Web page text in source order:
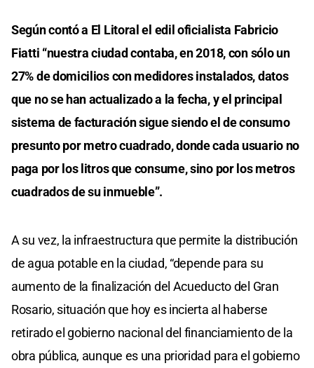
Según contó a El Litoral el edil oficialista Fabricio
Fiatti “nuestra ciudad contaba, en 2018, con sólo un
27% de domicilios con medidores instalados, datos
que no se han actualizado a la fecha, y el principal
sistema de facturación sigue siendo el de consumo
presunto por metro cuadrado, donde cada usuario no
paga por los litros que consume, sino por los metros
cuadrados de su inmueble”.
A su vez, la infraestructura que permite la distribución
de agua potable en la ciudad, “depende para su
aumento de la finalización del Acueducto del Gran
Rosario, situación que hoy es incierta al haberse
retirado el gobierno nacional del financiamiento de la
obra pública, aunque es una prioridad para el gobierno